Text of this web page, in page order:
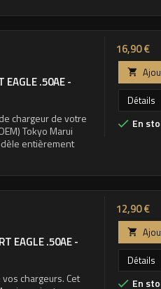
EAGLE .50AE -
chargeur de votre
Tokyo Marui
entièrement
Prix
16,90 €

Détails
 En
EAGLE .50AE -
chargeurs. Cet
Prix
12,90 €

Détails
 En